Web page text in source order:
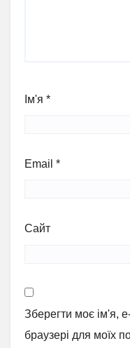
Ім'я *
Email *
Сайт
Зберегти моє ім'я,
браузері для моїх